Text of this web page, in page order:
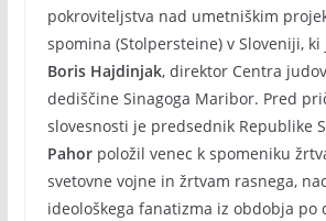
pokroviteljstva nad umetniškim
spomina (Stolpersteine) v Sloveniji,
Boris Hajdinjak, direktor Centra
dediščine Sinagoga Maribor. Pred
slovesnosti je predsednik Republike
Pahorpoložil venec k spomeniku
svetovne vojne in žrtvam rasnega,
ideološkega fanatizma iz obdobja po